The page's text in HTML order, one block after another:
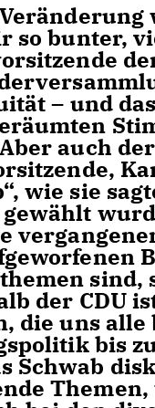
so bunter,
– und
auch
wie sie
sind,
der CDU
die uns alle
bis
Schwab